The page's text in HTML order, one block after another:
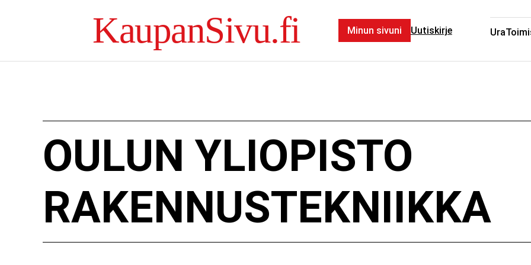
KaupanSivu.fi Ura
Minun sivuni Uutiskirje
OULUN YLIOPISTO
RAKENNUSTEKNIIKKA